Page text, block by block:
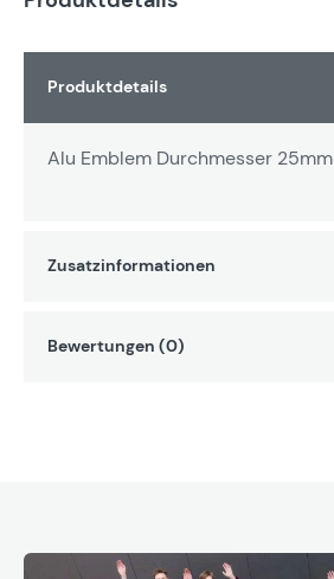
Produktdetails
Alu Emblem Durchmesser 25mm
Zusatzinformationen
Bewertungen (0)